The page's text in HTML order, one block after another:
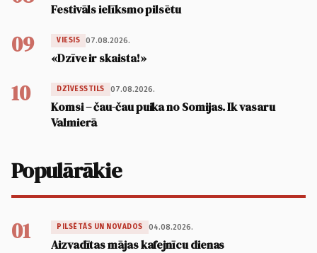
Festivāls ielīksmo pilsētu
09 VIESIS 07.08.2026.
«Dzīve ir skaista!»
10 DZĪVESSTILS 07.08.2026.
Komsi – čau-čau puika no Somijas. Ik vasaru
Valmierā
Populārākie
01 PILSĒTĀS UN NOVADOS 04.08.2026.
Aizvadītas mājas kafejnīcu dienas